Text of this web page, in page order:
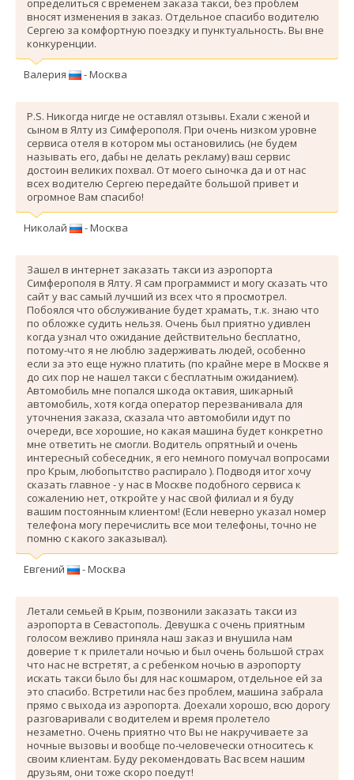
вносят изменения в заказ. Отдельное спасибо водителю
Сергею за комфортную поездку и пунктуальность. Вы вне
конкуренции.
Валерия - Москва
P.S. Никогда нигде не оставлял отзывы. Ехали с женой и
сыном в Ялту из Симферополя. При очень низком уровне
сервиса отеля в котором мы остановились (не будем
называть его, дабы не делать рекламу) ваш сервис
достоин великих похвал. От моего сыночка да и от нас
всех водителю Сергею передайте большой привет и
огромное Вам спасибо!
Николай - Москва
Зашел в интернет заказать такси из аэропорта
Симферополя в Ялту. Я сам программист и могу сказать что
сайт у вас самый лучший из всех что я просмотрел.
Побоялся что обслуживание будет храмать, т.к. знаю что
по обложке судить нельзя. Очень был приятно удивлен
когда узнал что ожидание действительно бесплатно,
потому-что я не люблю задерживать людей, особенно
если за это еще нужно платить (по крайне мере в Москве я
до сих пор не нашел такси с бесплатным ожиданием).
Автомобиль мне попался шкода октавия, шикарный
автомобиль, хотя когда оператор перезванивала для
уточнения заказа, сказала что автомобили идут по
очереди, все хорошие, но какая машина будет конкретно
мне ответить не смогли. Водитель опрятный и очень
интересный собеседник, я его немного помучал вопросами
про Крым, любопытство распирало ). Подводя итог хочу
сказать главное - у нас в Москве подобного сервиса к
сожалению нет, откройте у нас свой филиал и я буду
вашим постоянным клиентом! (Если неверно указал номер
телефона могу перечислить все мои телефоны, точно не
помню с какого заказывал).
Евгений - Москва
Летали семьей в Крым, позвонили заказать такси из
аэропорта в Севастополь. Девушка с очень приятным
голосом вежливо приняла наш заказ и внушила нам
доверие т к прилетали ночью и был очень большой страх
что нас не встретят, а с ребенком ночью в аэропорту
искать такси было бы для нас кошмаром, отдельное ей за
это спасибо. Вcтретили нас без проблем, машина забрала
прямо с выхода из аэропорта. Доехали хорошо, всю дорогу
разговаривали с водителем и время пролетело
незаметно. Очень приятно что Вы не накручиваете за
ночные вызовы и вообще по-человечески относитесь к
своим клиентам. Буду рекомендовать Вас всем нашим
друзьям, они тоже скоро поедут!